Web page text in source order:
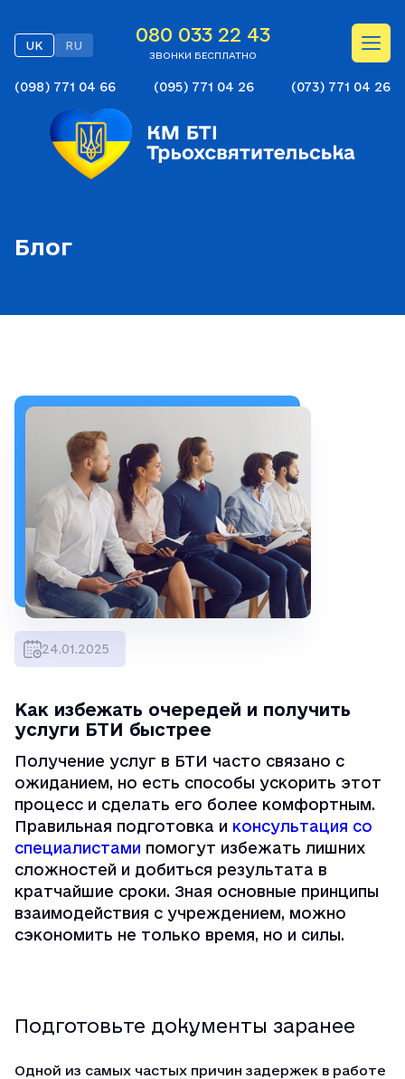
UK RU 080 033 22 43
ЗВОНКИ БЕСПЛАТНО
(098) 771 04 66 (095) 771 04 26 (073) 771 04 26
Блог
24.01.2025
Как избежать очередей и получить
услуги БТИ быстрее
Получение услуг в БТИ часто связано с
ожиданием, но есть способы ускорить этот
процесс и сделать его более комфортным.
Правильная подготовка и консультация со
специалистами помогут избежать лишних
сложностей и добиться результата в
кратчайшие сроки. Зная основные принципы
взаимодействия с учреждением, можно
сэкономить не только время, но и силы.
Подготовьте документы заранее
Одной из самых частых причин задержек в работе